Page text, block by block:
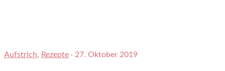
Aufstrich, Rezepte · 27. Oktober 2019